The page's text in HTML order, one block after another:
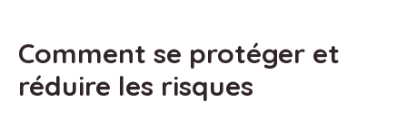
Comment se protéger et
réduire les risques